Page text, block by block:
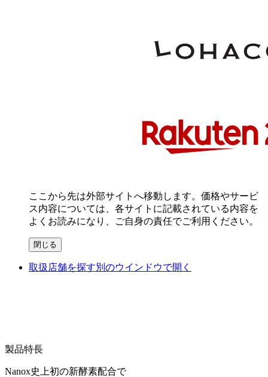
ここから先は外部サイトへ移動します。価格やサービ
ス内容については、各サイトに記載されている内容を
よくお読みになり、ご自身の責任でご利用ください。
閉じる
取扱店舗を探す別のウインドウで開く
製品特長
Nanox史上初の新酵素配合で